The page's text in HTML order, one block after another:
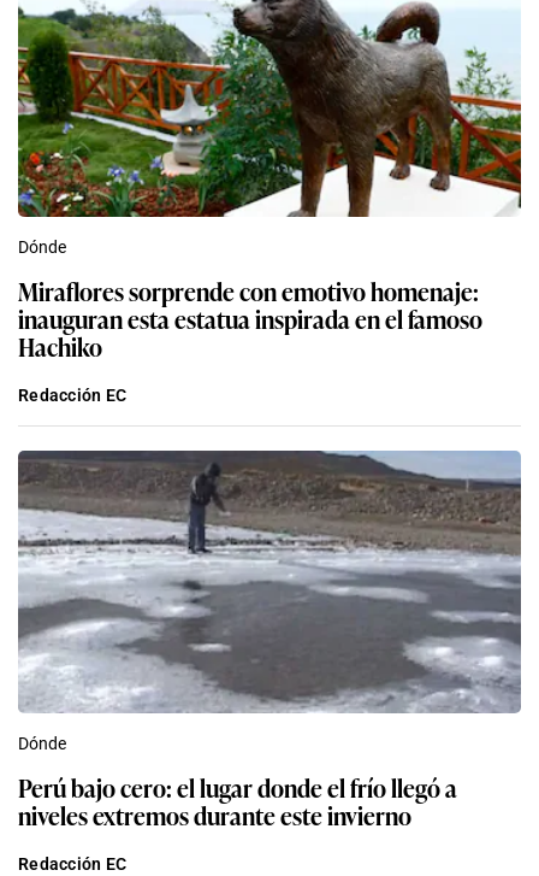
Dónde
Miraflores sorprende con emotivo homenaje:
inauguran esta estatua inspirada en el famoso
Hachiko
Redacción EC
Dónde
Perú bajo cero: el lugar donde el frío llegó a
niveles extremos durante este invierno
Redacción EC